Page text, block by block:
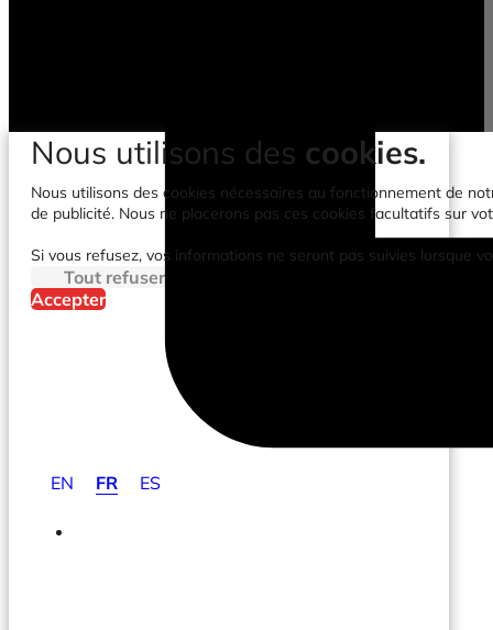
EN FR ES
Nous utilisons des cookies.
Nous utilisons des cookies nécessaires au fonctionnement de
de publicité. Nous ne placerons pas ces cookies facultatifs sur
Si vous refusez, vos informations ne seront pas suivies lorsque
Tout refuser
Accepter